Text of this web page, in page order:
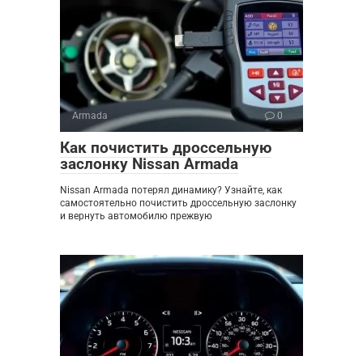
Armada 0
Как почистить дроссельную
заслонку Nissan Armada
Nissan Armada потерял динамику? Узнайте, как
самостоятельно почистить дроссельную заслонку
и вернуть автомобилю прежвую